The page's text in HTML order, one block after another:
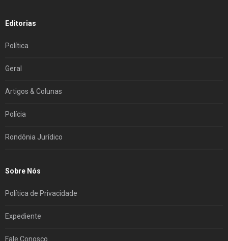
Editorias
Política
Geral
Artigos & Colunas
Polícia
Rondônia Jurídico
Sobre Nós
Política de Privacidade
Expediente
Fale Conosco